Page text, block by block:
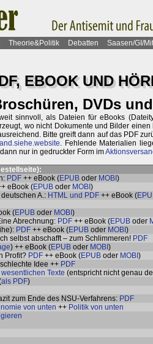
Theorie&Politik Debatten Saasen/GI/
EBOOK UND
DVDs
sinnvoll, als Dateien für eBooks
wo nicht Dokumente und Bilder
Bitte greift dann auf das PDF
. Fehlende Materialien
nur in gedruckter Form im
):
PDF ++ eBook (EPUB oder MOBI )
eBook (EPUB oder MOBI )
A.: HTML und PDF ++ eBook (
(EPUB oder MOBI )
Abrechnung: PDF ++ eBook (EPUB oder
PDF ++ eBook (EPUB oder MOBI )
selbst abschafft – zum Schlimmeren! PDF
) ++ eBook (EPUB oder MOBI )
Profit? PDF ++ eBook (EPUB oder MOBI )
Idee ++ PDF
wesentlichen Texte (entspricht nicht genau
als PDF)
zum Ende des NSU-Verfahrens: PDF
von unten ++ Politik von unten